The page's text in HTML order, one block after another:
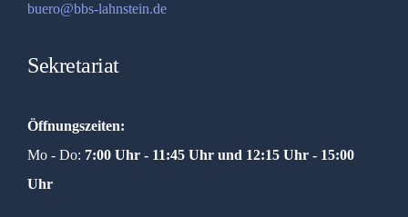
buero@bbs-lahnstein.de
Sekretariat
Öffnungszeiten:
Mo - Do: 7:00 Uhr - 11:45 Uhr und 12:15 Uhr - 15:00
Uhr